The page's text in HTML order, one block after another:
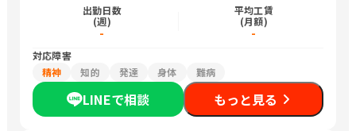
出勤日数
(週)
-
平均工賃
(月額)
-
対応障害
精神
知的 発達 身体 難病
LINEで相談 もっと見る